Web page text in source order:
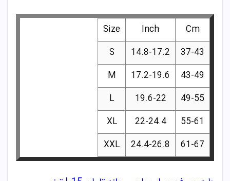
Cm
Inch
Size
37-43
14.8-17.2
S
43-49
17.2-19.6
M
49-55
19.6-22
L
55-61
22-24.4
XL
61-67
24.4-26.8
XXL